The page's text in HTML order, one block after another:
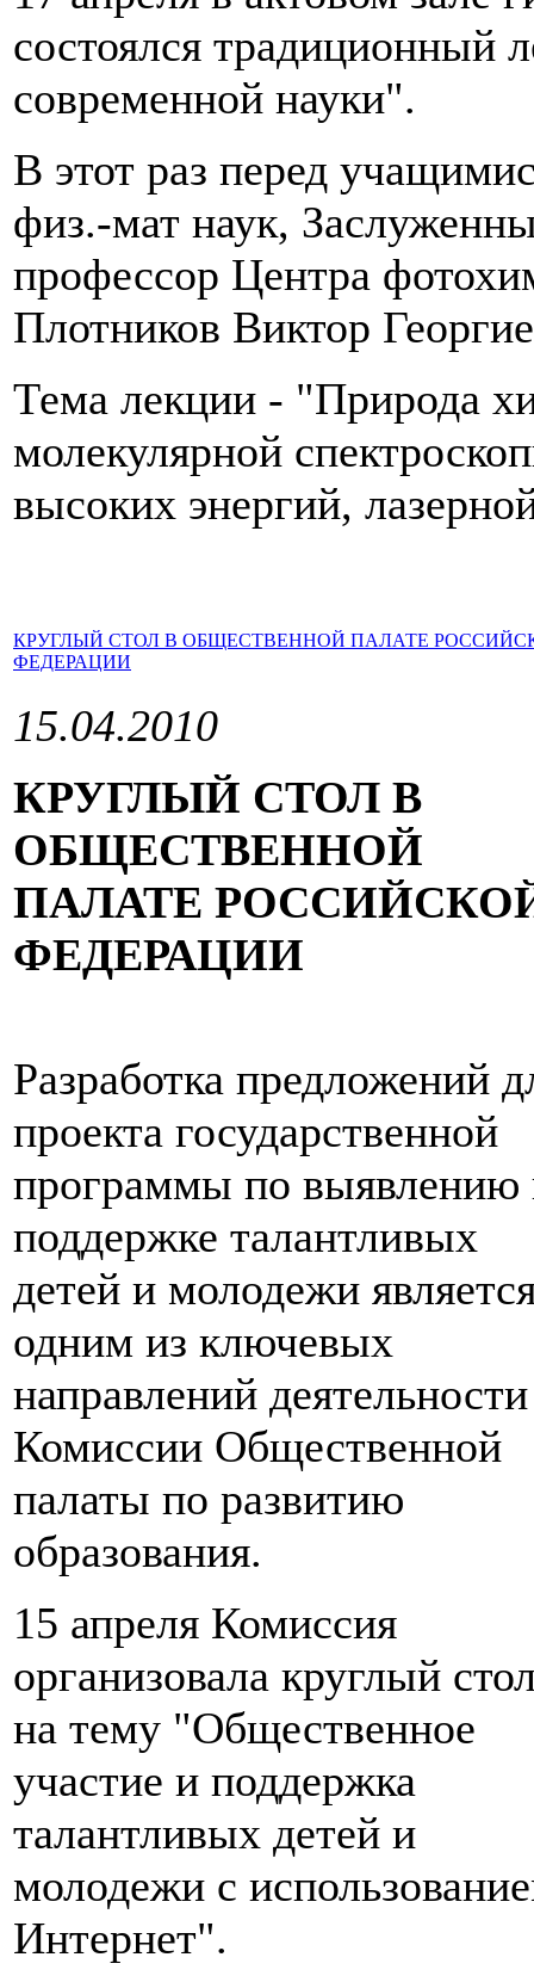
состоялся традиционный
современной науки".
В этот раз перед
физ.-мат наук,
профессор Центра
Плотников Виктор
Тема лекции - "Природа
молекулярной
высоких энергий,
КРУГЛЫЙ СТОЛ В ОБЩЕСТВЕННОЙ ПАЛАТЕ
ФЕДЕРАЦИИ
15.04.2010
КРУГЛЫЙ СТОЛ В
ОБЩЕСТВЕННОЙ
ПАЛАТЕ
ФЕДЕРАЦИИ
Разработка предложений
проекта государственной
программы по выявлению
поддержке талантливых
детей и молодежи
одним из ключевых
направлений деятельности
Комиссии Общественной
палаты по развитию
образования.
15 апреля Комиссия
организовала круглый
на тему "Общественное
участие и поддержка
талантливых детей и
молодежи с
Интернет".